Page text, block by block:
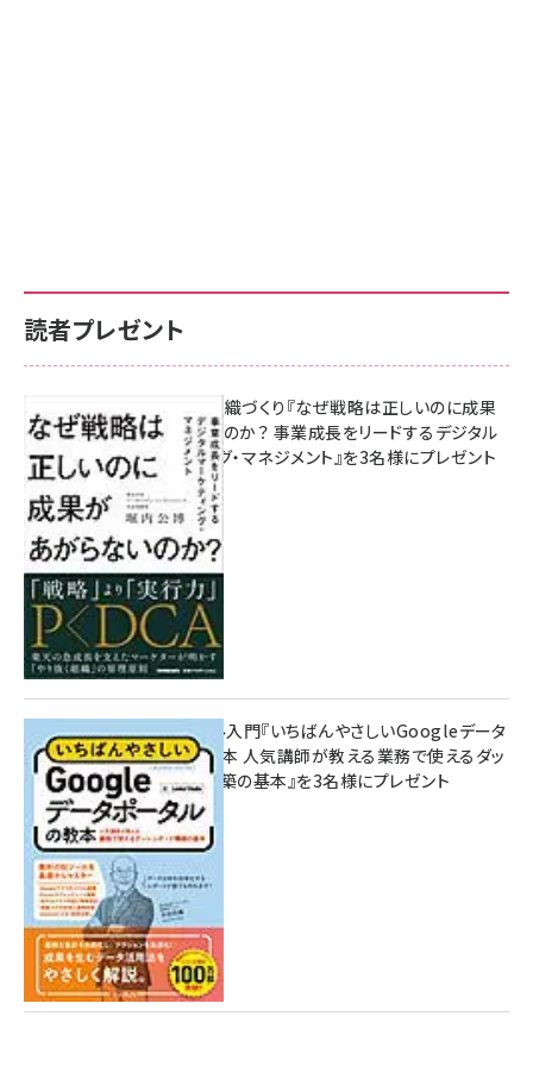
読者プレゼント
成果を生む組織づくり『なぜ戦略は正しいのに成果
があがらないのか？ 事業成長をリードするデジタル
マーケティング・マネジメント』を3名様にプレゼント
10:00
無料BIツール入門『いちばんやさしいGoogleデータ
ポータルの教本 人気講師が教える業務で使えるダッ
シュボード構築の基本』を3名様にプレゼント
7月31日 10:00